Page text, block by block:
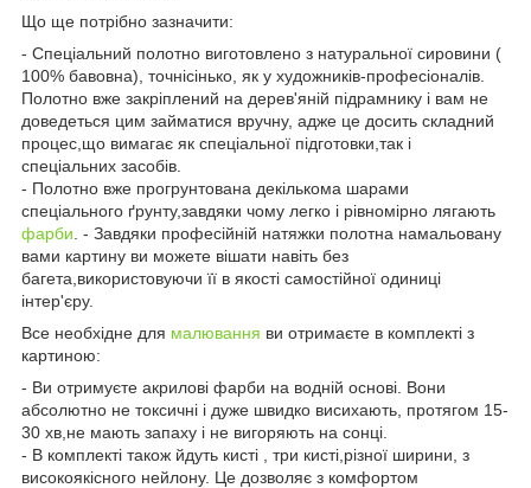
Що ще потрібно зазначити:
- Спеціальний полотно виготовлено з натуральної сировини (
100% бавовна), точнісінько, як у художників-професіоналів.
Полотно вже закріплений на дерев'яній підрамнику і вам не
доведеться цим займатися вручну, адже це досить складний
процес,що вимагає як спеціальної підготовки,так і
спеціальних засобів.
- Полотно вже прогрунтована декількома шарами
спеціального ґрунту,завдяки чому легко і рівномірно лягають
фарби . - Завдяки професійній натяжки полотна намальовану
вами картину ви можете вішати навіть без
багета,використовуючи її в якості самостійної одиниці
інтер'єру.
Все необхідне для малювання ви отримаєте в комплекті з
картиною:
- Ви отримуєте акрилові фарби на водній основі. Вони
абсолютно не токсичні і дуже швидко висихають, протягом 15-
30 хв,не мають запаху і не вигоряють на сонці.
- В комплекті також йдуть кисті , три кисті,різної ширини, з
високоякісного нейлону. Це дозволяє з комфортом